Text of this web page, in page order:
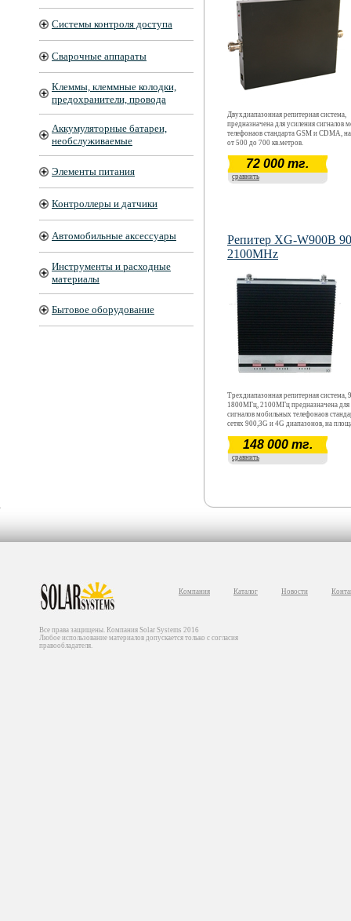
Системы контроля доступа
Сварочные аппараты
Клеммы, клеммные колодки,
предохранители, провода
Аккумуляторные батареи,
необслуживаемые
Элементы питания
Контроллеры и датчики
Автомобильные аксессуары
Инструменты и расходные
материалы
Бытовое оборудование
Двухдиапазонная репитерная система,
предназначена для усиления сигналов
телефонаов стандарта GSM и CDMA,
от 500 до 700 кв.метров.
72 000 тг.
сравнить
Репитер XG-W900B
2100MHz
Трехдиапазонная репитерная
1800МГц, 2100МГц предназначена для
сигналов мобильных телефонаов
сетях 900,3G и 4G диапазонов, на
148 000 тг.
сравнить
Компания Каталог Новости
Все права защищены. Компания Solar Systems 2016
Любое использование материалов допускается только с согласия
правообладателя.